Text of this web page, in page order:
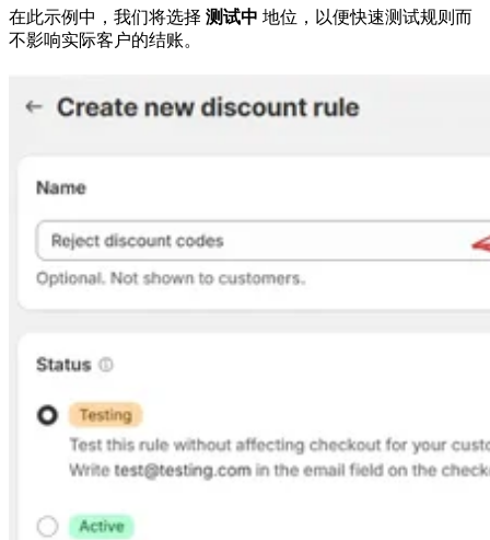
在此示例中，我们将选择 测试中 地位，以便快速测试规则而
不影响实际客户的结账。